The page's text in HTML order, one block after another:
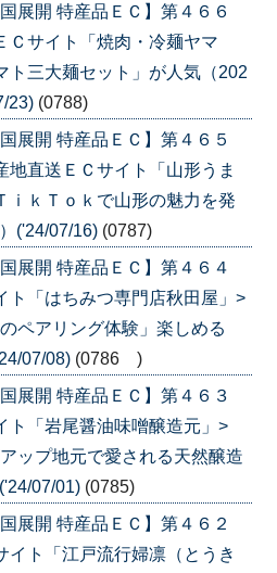
展開 特産品ＥＣ】第４６６
サイト「焼肉・冷麺ヤマ
三大麺セット」が人気（202
23) (0788)
展開 特産品ＥＣ】第４６５
直送ＥＣサイト「山形うま
ｋＴｏｋで山形の魅力を発
('24/07/16) (0787)
展開 特産品ＥＣ】第４６４
「はちみつ専門店秋田屋」>
ペアリング体験」楽しめる
07/08) (0786 )
展開 特産品ＥＣ】第４６３
ト「岩尾醤油味噌醸造元」>
ップ地元で愛される天然醸造
07/01) (0785)
展開 特産品ＥＣ】第４６２
ト「江戸流行婦凛（とうき